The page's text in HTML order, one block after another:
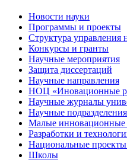
Новости науки
Программы и проекты
Структура управления
Конкурсы и гранты
Научные мероприятия
Защита диссертаций
Научные направления
НОЦ «Иновационные
Научные журналы
Научные подразделения
Малые
Разработки и
Национальные
Школы